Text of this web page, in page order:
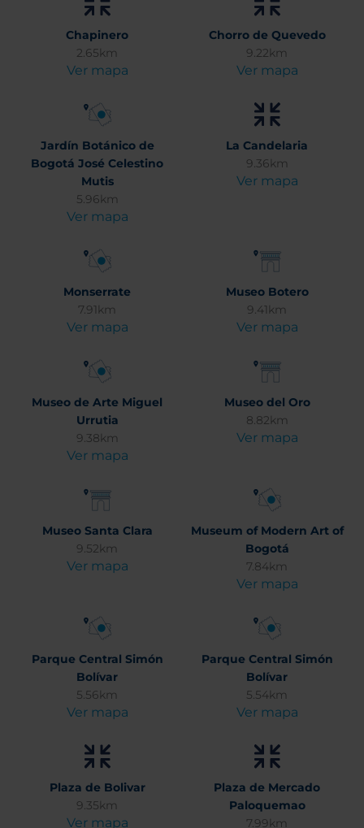
Chapinero
2.65km
Ver mapa
Chorro de Quevedo
9.22km
Ver mapa
Jardín Botánico de
Bogotá José Celestino
Mutis
5.96km
Ver mapa
La Candelaria
9.36km
Ver mapa
Monserrate
7.91km
Ver mapa
Museo Botero
9.41km
Ver mapa
Museo de Arte Miguel
Urrutia
9.38km
Ver mapa
Museo del Oro
8.82km
Ver mapa
Museo Santa Clara
9.52km
Ver mapa
Museum of Modern Art of
Bogotá
7.84km
Ver mapa
Parque Central Simón
Bolívar
5.56km
Ver mapa
Parque Central Simón
Bolívar
5.54km
Ver mapa
Plaza de Bolivar
9.35km
Ver mapa
Plaza de Mercado
Paloquemao
7.99km